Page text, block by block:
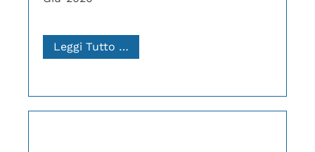
Leggi Tutto …